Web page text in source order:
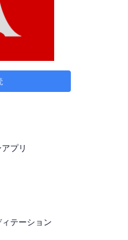
プリ
テーション